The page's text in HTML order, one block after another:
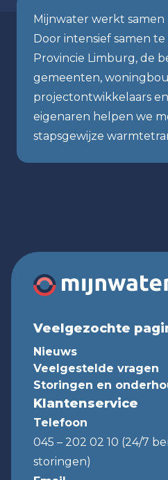
Mijnwater werkt samen
Door intensief samen
Provincie Limburg, de
gemeenten,
projectontwikkelaars
eigenaren helpen we
stapsgewijze
Veelgezochte
Nieuws
Veelgestelde vragen
Storingen en
Klantenservice
Telefoon
045 – 202 02 10 (24/7
storingen)